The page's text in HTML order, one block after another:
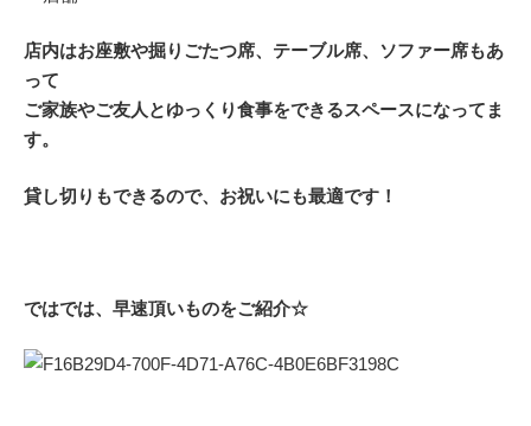
店内はお座敷や掘りごたつ席、テーブル席、ソファー席もあ
って
ご家族やご友人とゆっくり食事をできるスペースになってま
す。
貸し切りもできるので、お祝いにも最適です！
ではでは、早速頂いものをご紹介☆